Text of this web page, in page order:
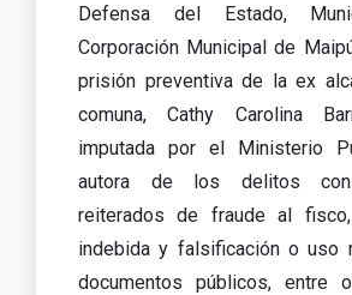
Defensa del Estado,
Corporación Municipal de
prisión preventiva de la ex
comuna, Cathy Carolina
imputada por el Ministerio
autora de los delitos
reiterados de fraude al fisco,
indebida y falsificación o uso
documentos públicos, entre